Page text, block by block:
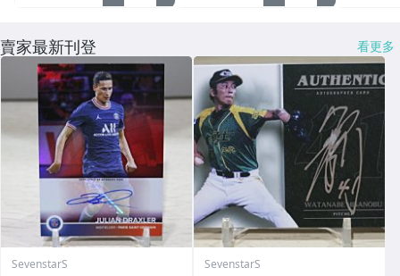
賣家最新刊登 看更多
SevenstarS SevenstarS